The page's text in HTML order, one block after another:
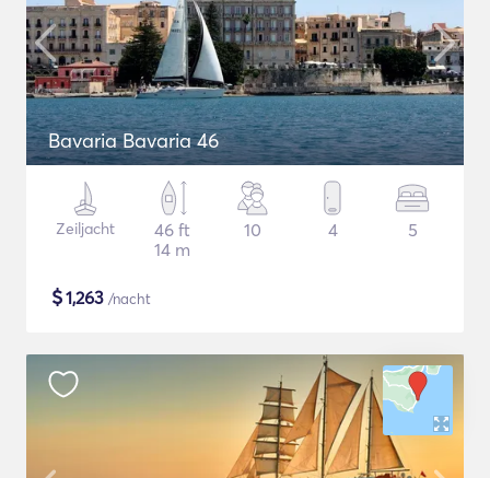
Bavaria Bavaria 46
Zeiljacht
46 ft
14 m
10 4 5
$1,263 /nacht